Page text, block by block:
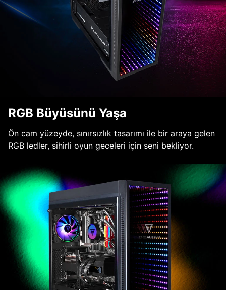
RGB Büyüsünü Yaşa
Ön cam yüzeyde, sınırsızlık tasarımı ile bir araya gelen
RGB ledler, sihirli oyun geceleri için seni bekliyor.